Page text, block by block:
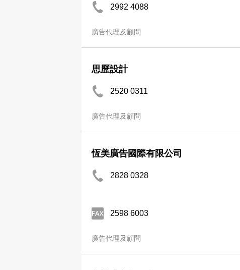
2992 4088
廣告代理及顧問
思歷設計
2520 0311
廣告代理及顧問
恆美廣告國際有限公司
2828 0328
2598 6003
廣告代理及顧問